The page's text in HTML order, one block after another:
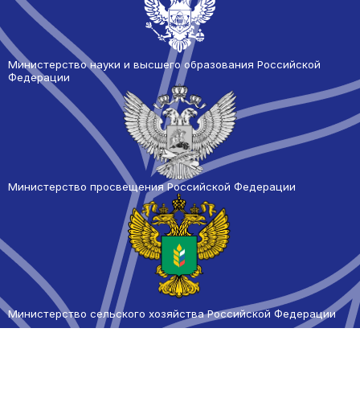
Министерство науки и высшего образования Российской
Федерации
Министерство просвещения Российской Федерации
Министерство сельского хозяйства Российской Федерации